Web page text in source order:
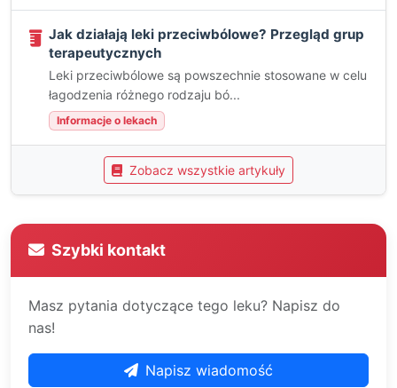
Jak działają leki przeciwbólowe? Przegląd grup
terapeutycznych
Leki przeciwbólowe są powszechnie stosowane w celu
łagodzenia różnego rodzaju bó...
Informacje o lekach
Zobacz wszystkie artykuły
Szybki kontakt
Masz pytania dotyczące tego leku? Napisz do
nas!
Napisz wiadomość